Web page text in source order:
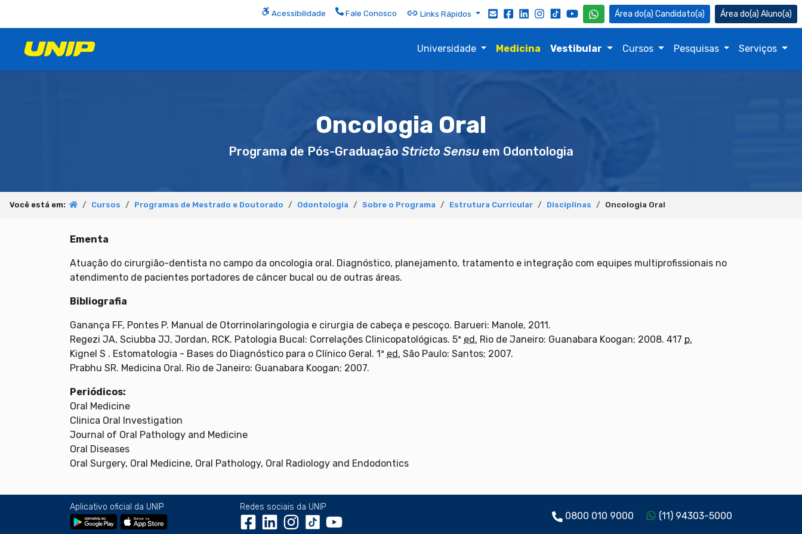
Acessibilidade Fale Conosco Links Rápidos Candidato(a) Aluno(a)
Universidade Medicina Vestibular Cursos Pesquisas Serviços
Oncologia Oral
Programa de Pós-Graduação Stricto Sensu em Odontologia
Você está em: Cursos Programas de Mestrado e Doutorado Odontologia Sobre o Programa Estrutura Curricular Disciplinas Oncologia Oral
Ementa
Atuação do cirurgião-dentista no campo da oncologia oral. Diagnóstico, planejamento, tratamento e integração com equipes multiprofissionais no
atendimento de pacientes portadores de câncer bucal ou de outras áreas.
Bibliografia
Ganança FF, Pontes P. Manual de Otorrinolaringologia e cirurgia de cabeça e pescoço. Barueri: Manole, 2011.
Regezi JA, Sciubba JJ, Jordan, RCK. Patologia Bucal: Correlações Clinicopatológicas. 5ª ed. Rio de Janeiro: Guanabara Koogan; 2008. 417 p.
Kignel S . Estomatologia - Bases do Diagnóstico para o Clínico Geral. 1ª ed. São Paulo: Santos; 2007.
Prabhu SR. Medicina Oral. Rio de Janeiro: Guanabara Koogan; 2007.
Periódicos:
Oral Medicine
Clinica Oral Investigation
Journal of Oral Pathology and Medicine
Oral Diseases
Oral Surgery, Oral Medicine, Oral Pathology, Oral Radiology and Endodontics
Aplicativo oficial da UNIP Redes sociais da UNIP
0800 010 9000 (11) 94303-5000